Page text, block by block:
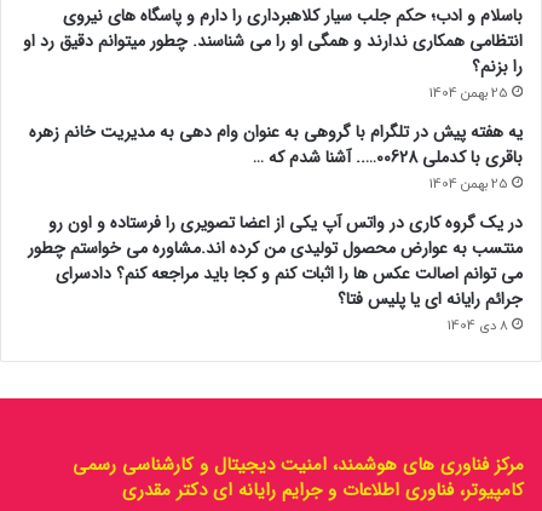
باسلام و ادب؛ حکم جلب سیار کلاهبرداری را دارم و پاسگاه های نیروی
انتظامی همکاری ندارند و همگی او را می شناسند. چطور میتوانم دقیق رد او
را بزنم؟
25 بهمن 1404
یه هفته پیش در تلگرام با گروهی به عنوان وام دهی به مدیریت خانم زهره
باقری با کدملی 00628….. آشنا شدم که …
25 بهمن 1404
در یک گروه کاری در واتس آپ یکی از اعضا تصویری را فرستاده و اون رو
منتسب به عوارض محصول تولیدی من کرده اند.مشاوره می خواستم چطور
می توانم اصالت عکس ها را اثبات کنم و کجا باید مراجعه کنم؟ دادسرای
جرائم رایانه ای یا پلیس فتا؟
8 دی 1404
مرکز فناوری های هوشمند، امنیت دیجیتال و کارشناسی رسمی
کامپیوتر، فناوری اطلاعات و جرایم رایانه ای دکتر مقدری